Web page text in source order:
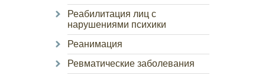
Реабилитация лиц с
нарушениями психики
Реанимация
Ревматические заболевания